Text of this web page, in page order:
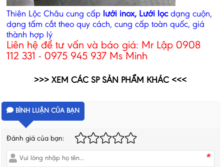
Thiên Lộc Châu cung cấp lưới inox, Lưới lọc dạng cuộn,
dạng tấm cắt theo quy cách, cung cấp toàn quốc, giá
thành hợp lý
Liên hệ để tư vấn và báo giá: Mr Lập 0908
112 331 - 0975 945 937 Ms Minh
>>> XEM CÁC SP SẢN PHẨM KHÁC <<<
BÌNH LUẬN CỦA BẠN
Đánh giá của bạn:
*